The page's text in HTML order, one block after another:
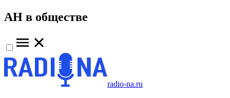
АН в обществе
radio-na.ru